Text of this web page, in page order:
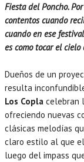
Fiesta del Poncho.
contentos cuando
cuando en ese
es como tocar el cielo
Dueños de un
resulta
Los Copla celebran
ofreciendo nuevas
clásicas melodías
claro estilo al que
luego del impass